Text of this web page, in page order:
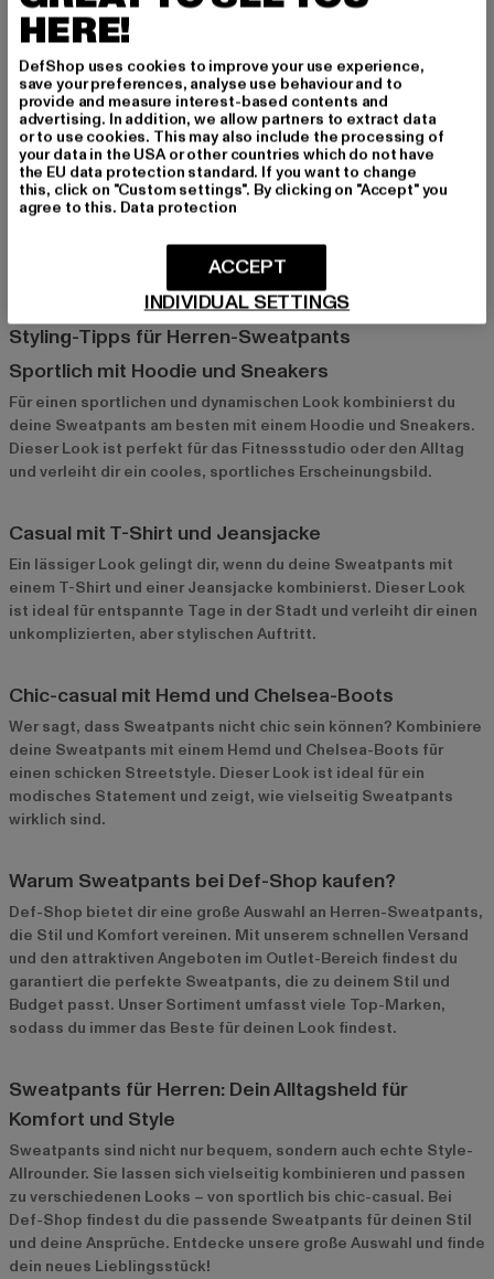
möchten, sindAdidas und Nike die ideale Wahl. Diese Marken
bieten hochwertige, sportliche Sweatpants mit funktionellen
Materialien, die sowohl im Fitnessstudio als auch in der Freizeit
eine gute Figur machen.
Def und Alpha Industries: Style und Komfort zum
fairen Preis
DefundAlpha Industriesbieten stylische und bequeme
alle, die auf Qualität und gutes Design setzen, ohne das Budget
Styling-Tipps für Herren-Sweatpants
Sportlich mit Hoodie und Sneakers
Für einen sportlichen und dynamischen Look kombinierst du
deine Sweatpants am besten mit einem Hoodie und Sneakers.
Dieser Look ist perfekt für das Fitnessstudio oder den Alltag
und verleiht dir ein cooles, sportliches Erscheinungsbild.
Casual mit T-Shirt und Jeansjacke
Ein lässiger Look gelingt dir, wenn du deine Sweatpants mit
einem T-Shirt und einer Jeansjacke kombinierst. Dieser Look
ist ideal für entspannte Tage in der Stadt und verleiht dir einen
unkomplizierten, aber stylischen Auftritt.
Chic-casual mit Hemd und Chelsea-Boots
Wer sagt, dass Sweatpants nicht chic sein können? Kombiniere
deine Sweatpants mit einem Hemd und Chelsea-Boots für
einen schicken Streetstyle. Dieser Look ist ideal für ein
modisches Statement und zeigt, wie vielseitig Sweatpants
wirklich sind.
Warum Sweatpants bei Def-Shop kaufen?
Def-Shop bietet dir eine große Auswahl an Herren-Sweatpants,
die Stil und Komfort vereinen. Mit unserem schnellen Versand
und den attraktiven Angeboten im Outlet-Bereich findest du
garantiert die perfekte Sweatpants, die zu deinem Stil und
Budget passt. Unser Sortiment umfasst viele Top-Marken,
sodass du immer das Beste für deinen Look findest.
Sweatpants für Herren: Dein Alltagsheld für
Komfort und Style
Sweatpants sind nicht nur bequem, sondern auch echte Style-
Allrounder. Sie lassen sich vielseitig kombinieren und passen
zu verschiedenen Looks – von sportlich bis chic-casual. Bei
Def-Shop findest du die passende Sweatpants für deinen Stil
und deine Ansprüche. Entdecke unsere große Auswahl und finde
dein neues Lieblingsstück!
HERE!
DefShop uses cookies to improve your use experience,
save your preferences, analyse use behaviour and to
provide and measure interest-based contents and
advertising. In addition, we allow partners to extract data
or to use cookies. This may also include the processing of
your data in the USA or other countries which do not have
the EU data protection standard. If you want to change
this, click on "Custom settings". By clicking on "Accept" you
agree to this. Data protection
INDIVIDUAL SETTINGS
ACCEPT